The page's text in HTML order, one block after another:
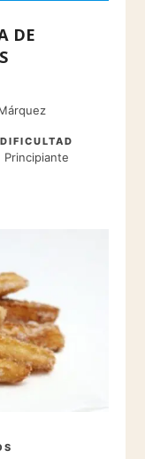
DE
DIFICULTAD
Principiante